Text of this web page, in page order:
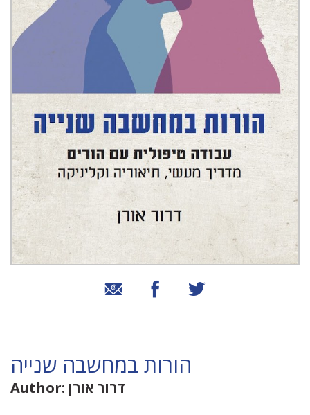
שיתוף באמצעות אימייל
שיתוף בפייסבוק
הורות במחשבה שנייה
Author: דרור אורן